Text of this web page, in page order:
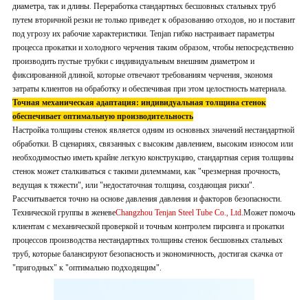
диаметра, так и длины. Переработка стандартных бесшовных стальных труб
путем вторичной резки не только приведет к образованию отходов, но и поставит
под угрозу их рабочие характеристики. Tenjan гибко настраивает параметры
процесса прокатки и холодного черчения таким образом, чтобы непосредственно
производить пустые трубки с индивидуальным внешним диаметром и
фиксированной длиной, которые отвечают требованиям черчения, экономя
затраты клиентов на обработку и обеспечивая при этом целостность материала.
Точная механическая адаптация: индивидуальная толщина стенок
обеспечивает оптимальную производительность
Настройка толщины стенок является одним из основных значений нестандартной
обработки. В сценариях, связанных с высоким давлением, высоким износом или
необходимостью иметь крайне легкую конструкцию, стандартная серия толщины
стенок может сталкиваться с такими дилеммами, как "чрезмерная прочность,
ведущая к тяжести", или "недостаточная толщина, создающая риски".
Рассчитывается точно на основе давления давления и факторов безопасности.
Технической группы в женевеChangzhou Tenjan Steel Tube Co., Ltd.Может помочь
клиентам с механической проверкой и точным контролем пирсинга и прокатки
процессов производства нестандартных толщины стенок бесшовных стальных
труб, которые балансируют безопасность и экономичность, достигая скачка от
"пригодных" к "оптимально подходящим".